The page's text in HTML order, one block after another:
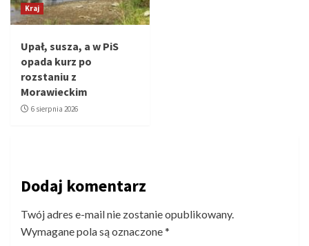
Kraj
Upał, susza, a w PiS
opada kurz po
rozstaniu z
Morawieckim
6 sierpnia 2026
Dodaj komentarz
Twój adres e-mail nie zostanie opublikowany.
Wymagane pola są oznaczone*